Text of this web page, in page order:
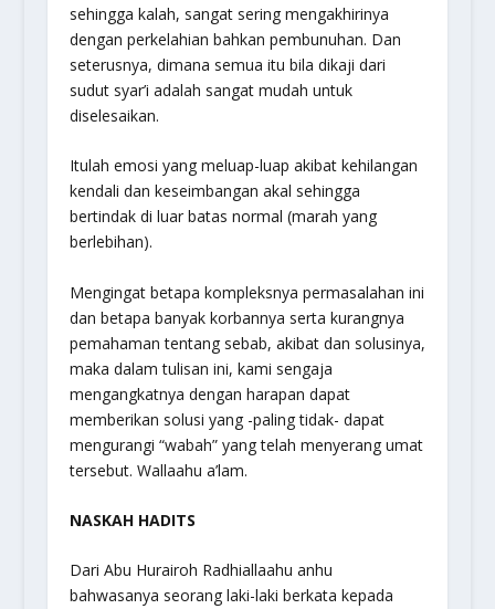
sehingga kalah, sangat sering mengakhirinya
dengan perkelahian bahkan pembunuhan. Dan
seterusnya, dimana semua itu bila dikaji dari
sudut syar’i adalah sangat mudah untuk
diselesaikan.
Itulah emosi yang meluap-luap akibat kehilangan
kendali dan keseimbangan akal sehingga
bertindak di luar batas normal (marah yang
berlebihan).
Mengingat betapa kompleksnya permasalahan ini
dan betapa banyak korbannya serta kurangnya
pemahaman tentang sebab, akibat dan solusinya,
maka dalam tulisan ini, kami sengaja
mengangkatnya dengan harapan dapat
memberikan solusi yang -paling tidak- dapat
mengurangi “wabah” yang telah menyerang umat
tersebut. Wallaahu a’lam.
NASKAH HADITS
Dari Abu Hurairoh Radhiallaahu anhu
bahwasanya seorang laki-laki berkata kepada